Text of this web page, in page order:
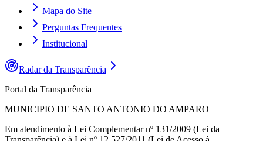
Mapa do Site
Perguntas Frequentes
Institucional
Radar da Transparência
Portal da Transparência
MUNICIPIO DE SANTO ANTONIO DO AMPARO
Em atendimento à Lei Complementar nº 131/2009 (Lei da